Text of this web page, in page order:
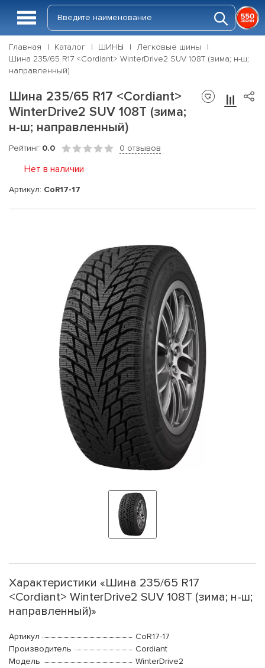
Главная Каталог ШИНЫ
Легковые шины
Шина 235/65 R17 <Cordiant> WinterDrive2 SUV 108T (зима; н-ш;
направленный)
Шина 235/65 R17 <Cordiant>
WinterDrive2 SUV 108T (зима;
н-ш; направленный)
Рейтинг 0.0 0 отзывов
Нет в наличии
Артикул: CoR17-17
Характеристики «Шина 235/65 R17
<Cordiant> WinterDrive2 SUV 108T (зима; н-ш;
направленный)»
Артикул
CoR17-17
Производитель
Cordiant
Модель
WinterDrive2